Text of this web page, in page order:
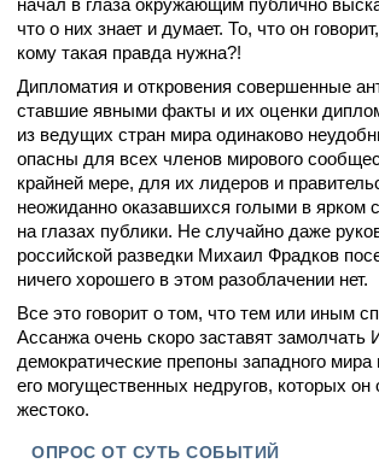
начал в глаза окружающим публично
что о них знает и думает. То, что он
кому такая правда нужна?!
Дипломатия и откровения совершенные
ставшие явными факты и их оценки
из ведущих стран мира одинаково
опасны для всех членов мирового
крайней мере, для их лидеров и
неожиданно оказавшихся голыми в ярком
на глазах публики. Не случайно даже
российской разведки Михаил Фрадков
ничего хорошего в этом разоблачении нет.
Все это говорит о том, что тем или иным
Ассанжа очень скоро заставят замолчать
демократические препоны западного мира
его могущественных недругов, которых он
жестоко.
ОПРОС ОТ СУТЬ СОБЫТИЙ